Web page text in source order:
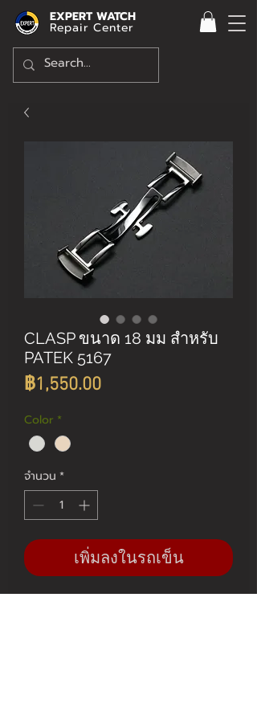
EXPERT WATCH
Repair Center
CLASP ขนาด 18 มม สำหรับ
PATEK 5167
฿1,550.00ราคา
Color *
จำนวน *
เพิ่มลงในรถเข็น